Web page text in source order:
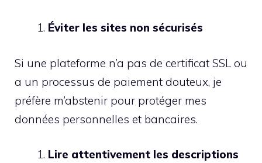
Éviter les sites non sécurisés
Si une plateforme n’a pas de certificat SSL ou
a un processus de paiement douteux, je
préfère m’abstenir pour protéger mes
données personnelles et bancaires.
Lire attentivement les descriptions